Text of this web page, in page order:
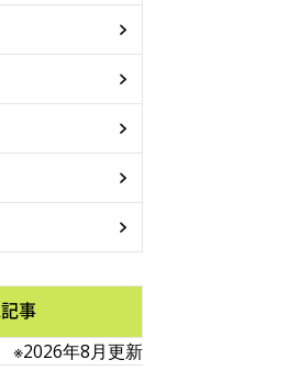
事
※2026年8月更新